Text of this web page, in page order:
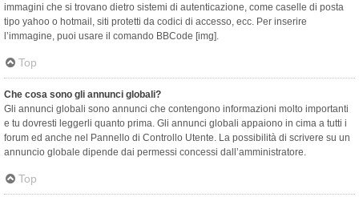
immagini che si trovano dietro sistemi di autenticazione, come caselle di posta
tipo yahoo o hotmail, siti protetti da codici di accesso, ecc. Per inserire
l’immagine, puoi usare il comando BBCode [img].
Top
Che cosa sono gli annunci globali?
Gli annunci globali sono annunci che contengono informazioni molto importanti
e tu dovresti leggerli quanto prima. Gli annunci globali appaiono in cima a tutti i
forum ed anche nel Pannello di Controllo Utente. La possibilità di scrivere su un
annuncio globale dipende dai permessi concessi dall’amministratore.
Top